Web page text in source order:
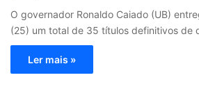
O governador Ronaldo Caiado (UB)
(25) um total de 35 títulos definitivos de
Ler mais »